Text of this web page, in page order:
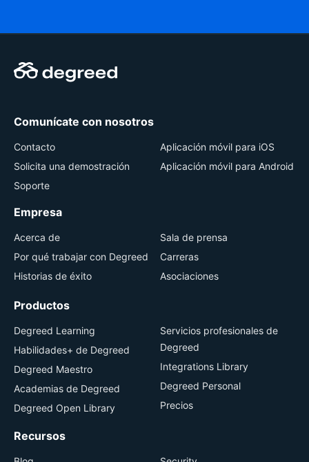
Comunícate con nosotros
Contacto
Solicita una demostración
Soporte
Aplicación móvil para iOS
Aplicación móvil para Android
Empresa
Acerca de
Por qué trabajar con Degreed
Historias de éxito
Sala de prensa
Carreras
Asociaciones
Productos
Degreed Learning
Habilidades+ de Degreed
Degreed Maestro
Academias de Degreed
Degreed Open Library
Servicios profesionales de
Degreed
Integrations Library
Degreed Personal
Precios
Recursos